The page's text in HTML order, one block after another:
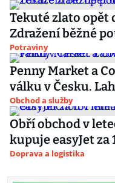
Tekuté zlato opět
Zdražení běžné
Potraviny
Penny Market a
válku v Česku.
Obchod a služby
Obří obchod v
kupuje easyJet
Doprava a logistika